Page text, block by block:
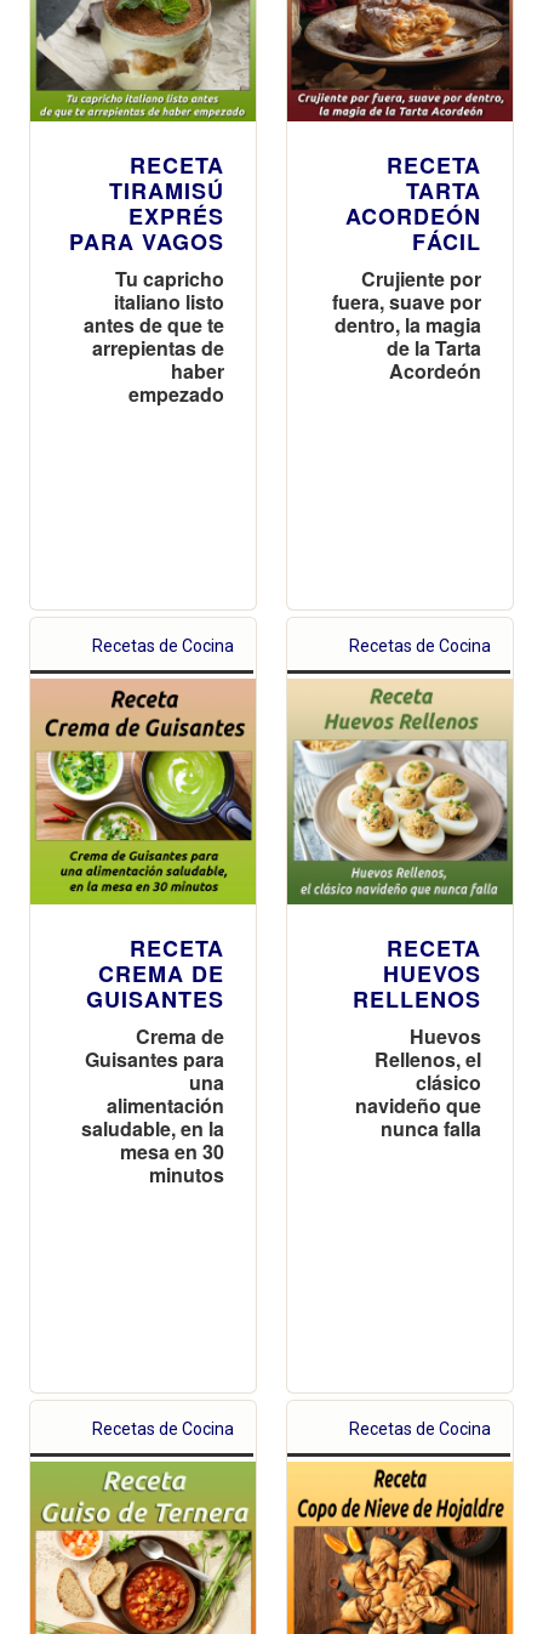
RECETA
TIRAMISÚ
EXPRÉS
PARA VAGOS
Tu capricho
italiano listo
antes de que te
arrepientas de
haber
empezado
RECETA
TARTA
ACORDEÓN
FÁCIL
Crujiente por
fuera, suave por
dentro, la magia
de la Tarta
Acordeón
Recetas de Cocina
RECETA
CREMA DE
GUISANTES
Crema de
Guisantes para
una
alimentación
saludable, en la
mesa en 30
minutos
Recetas de Cocina
RECETA
HUEVOS
RELLENOS
Huevos
Rellenos, el
clásico
navideño que
nunca falla
Recetas de Cocina Recetas de Cocina